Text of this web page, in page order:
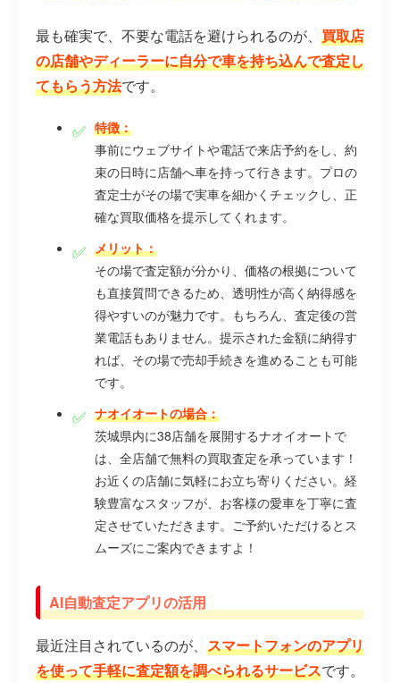
最も確実で、不要な電話を避けられるのが、 買取店
の店舗やディーラーに自分で車を持ち込んで査定し
てもらう方法です。
特徴：
事前にウェブサイトや電話で来店予約をし、約
束の日時に店舗へ車を持って行きます。プロの
査定士がその場で実車を細かくチェックし、正
確な買取価格を提示してくれます。
メリット：
その場で査定額が分かり、価格の根拠について
も直接質問できるため、透明性が高く納得感を
得やすいのが魅力です。もちろん、査定後の営
業電話もありません。提示された金額に納得す
れば、その場で売却手続きを進めることも可能
です。
ナオイオートの場合：
茨城県内に38店舗を展開するナオイオートで
は、全店舗で無料の買取査定を承っています！
お近くの店舗に気軽にお立ち寄りください。経
験豊富なスタッフが、お客様の愛車を丁寧に査
定させていただきます。ご予約いただけるとス
ムーズにご案内できますよ！
AI自動査定アプリの活用
最近注目されているのが、 スマートフォンのアプリ
を使って手軽に査定額を調べられるサービスです。